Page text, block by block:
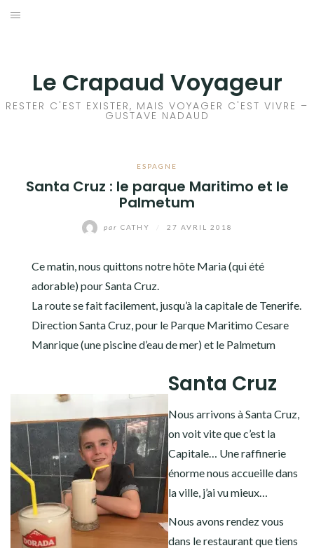
Aller
Le Crapaud Voyageur
RESTER C'EST EXISTER, MAIS VOYAGER C'EST VIVRE –
GUSTAVE NADAUD
ESPAGNE
Santa Cruz : le parque Maritimo et le
Palmetum
par CATHY 27 AVRIL 2018
Ce matin, nous quittons notre hôte Maria (qui été
adorable) pour Santa Cruz.
La route se fait facilement, jusqu’à la capitale de Tenerife.
Direction Santa Cruz, pour le Parque Maritimo Cesare
Manrique (une piscine d’eau de mer) et le Palmetum
Santa Cruz
Nous arrivons à Santa Cruz,
on voit vite que c’est la
Capitale… Une raffinerie
énorme nous accueille dans
la ville, j’ai vu mieux…
Nous avons rendez vous
dans le restaurant que tiens
EUROPE
AMÉRIQUE CENTRALE
TOUR DU MONDE 2020-2021